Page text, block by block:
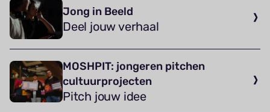
Jong in Beeld
Deel jouw verhaal
MOSHPIT: jongeren pitchen
cultuurprojecten
Pitch jouw idee